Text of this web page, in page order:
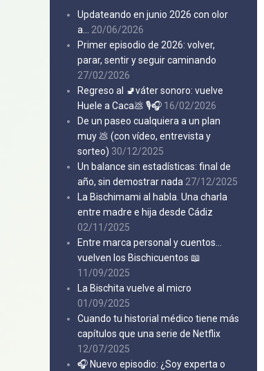
Updateando en junio 2026 con olor
a…
20/06/2026
Primer episodio de 2026: volver,
parar, sentir y seguir caminando
27/02/2026
Regreso al 🚽váter sonoro: vuelve
Huele a Caca💩 🎙️🎧 16/02/2026
De un paseo cualquiera a un plan
muy 💩 (con vídeo, entrevista y
sorteo) 30/12/2025
Un balance sin estadísticas: final de
año, sin demostrar nada 27/12/2025
La Bischimami al habla. Una charla
entre madre e hija desde Cádiz
02/11/2025
Entre marca personal y cuentos…
vuelven los Bischicuentos 📖
11/09/2025
La Bischita vuelve al micro
01/09/2025
Cuando tu historial médico tiene más
capítulos que una serie de Netflix
12/07/2025
🎧 Nuevo episodio: ¿Soy experta o